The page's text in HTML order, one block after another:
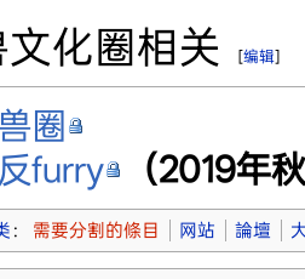
文化圈相关 [编辑]
圈
反furry
（2019年
： 需要分割的條目 网站 論壇